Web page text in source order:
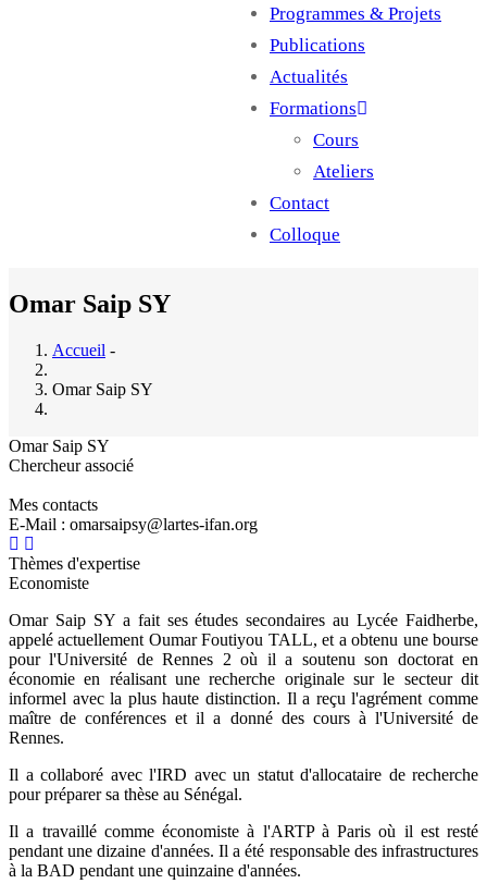
Programmes & Projets
Publications
Actualités
Formations
Cours
Ateliers
Contact
Colloque
Omar Saip SY
Accueil -
Omar Saip SY
Omar Saip SY
Chercheur associé
Mes contacts
E-Mail : omarsaipsy@lartes-ifan.org
Thèmes d'expertise
Economiste
Omar Saip SY a fait ses études secondaires au Lycée Faidherbe,
appelé actuellement Oumar Foutiyou TALL, et a obtenu une bourse
pour l'Université de Rennes 2 où il a soutenu son doctorat en
économie en réalisant une recherche originale sur le secteur dit
informel avec la plus haute distinction. Il a reçu l'agrément comme
maître de conférences et il a donné des cours à l'Université de
Rennes.
Il a collaboré avec l'IRD avec un statut d'allocataire de recherche
pour préparer sa thèse au Sénégal.
Il a travaillé comme économiste à l'ARTP à Paris où il est resté
pendant une dizaine d'années. Il a été responsable des infrastructures
à la BAD pendant une quinzaine d'années.